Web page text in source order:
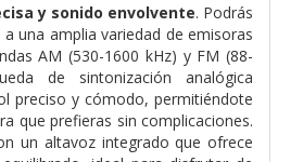
y sonido envolvente. Podrás
una amplia variedad de emisoras
AM (530-1600 kHz) y FM (88-
de sintonización analógica
preciso y cómodo, permitiéndote
que prefieras sin complicaciones.
un altavoz integrado que ofrece